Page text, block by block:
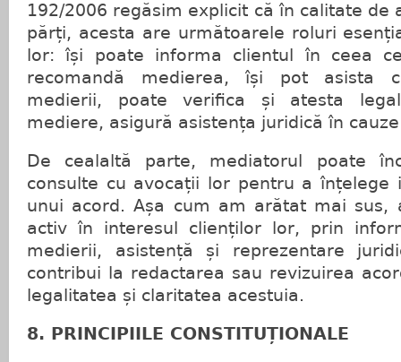
192/2006 regăsim explicit că în calitate de
părți, acesta are următoarele roluri
lor: își poate informa clientul în ceea
recomandă medierea, își pot asista
medierii, poate verifica și atesta
mediere, asigură asistența juridică în
De cealaltă parte, mediatorul poate
consulte cu avocații lor pentru a înțelege
unui acord. Așa cum am arătat mai sus,
activ în interesul clienților lor, prin
medierii, asistență și reprezentare
contribui la redactarea sau revizuirea
legalitatea și claritatea acestuia.
8. PRINCIPIILE CONSTITUȚIONALE